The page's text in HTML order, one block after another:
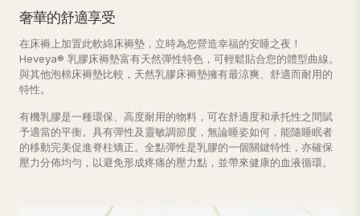
奢華的舒適享受
在床褥上加置此軟綿床褥墊，立時為您營造幸福的安睡之夜！
Heveya® 乳膠床褥墊富有天然彈性特色，可輕鬆貼合您的體型曲線。
與其他泡棉床褥墊比較，天然乳膠床褥墊擁有最涼爽、舒適而耐用的
特性。
有機乳膠是一種環保、高度耐用的物料，可在舒適度和承托性之間賦
予適當的平衡。具有彈性及靈敏調節度，無論睡姿如何，能隨睡眠者
的移動完美促進脊柱矯正。全點彈性是乳膠的一個關鍵特性，亦確保
壓力分佈均勻，以避免形成疼痛的壓力點，並帶來健康的血液循環。